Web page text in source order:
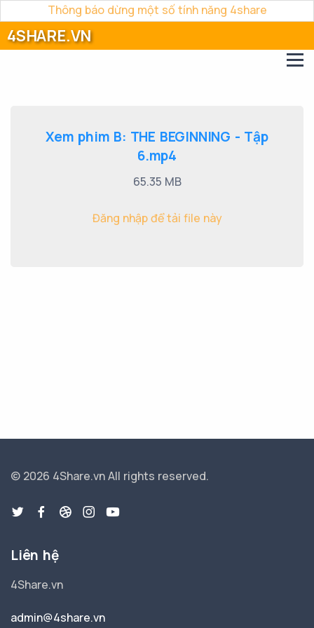
Thông báo dừng một số tính năng 4share
4SHARE.VN
Xem phim B: THE BEGINNING - Tập
6.mp4
65.35 MB
Đăng nhập để tải file này
© 2026 4Share.vnAll rights reserved.
Liên hệ
4Share.vn
admin@4share.vn